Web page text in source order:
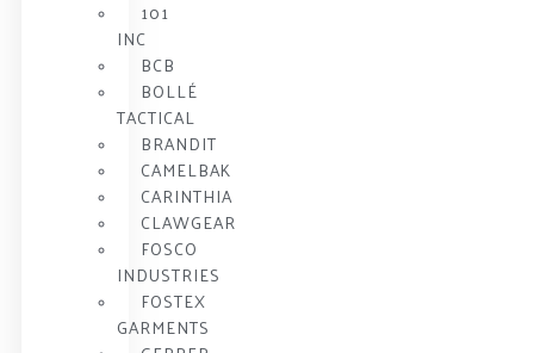
101
INC
BCB
BOLLÉ
TACTICAL
BRANDIT
CAMELBAK
CARINTHIA
CLAWGEAR
FOSCO
INDUSTRIES
FOSTEX
GARMENTS